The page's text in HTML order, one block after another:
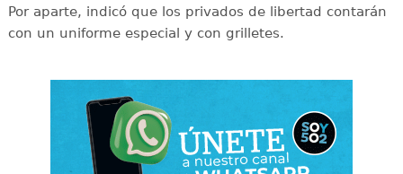
Por aparte, indicó que los privados de libertad contarán
con un uniforme especial y con grilletes.